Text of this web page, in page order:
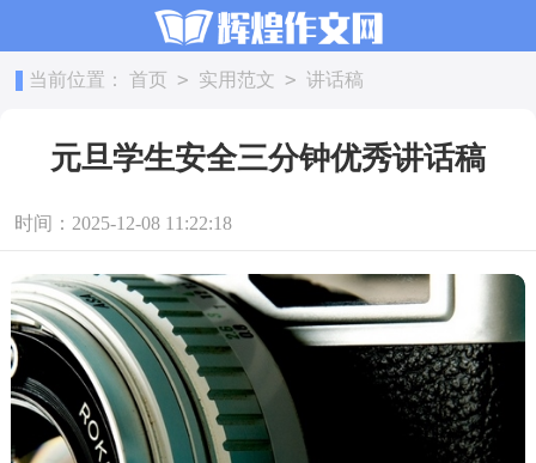
当前位置： 首页 > 实用范文 > 讲话稿
元旦学生安全三分钟优秀讲话稿
时间：2025-12-08 11:22:18